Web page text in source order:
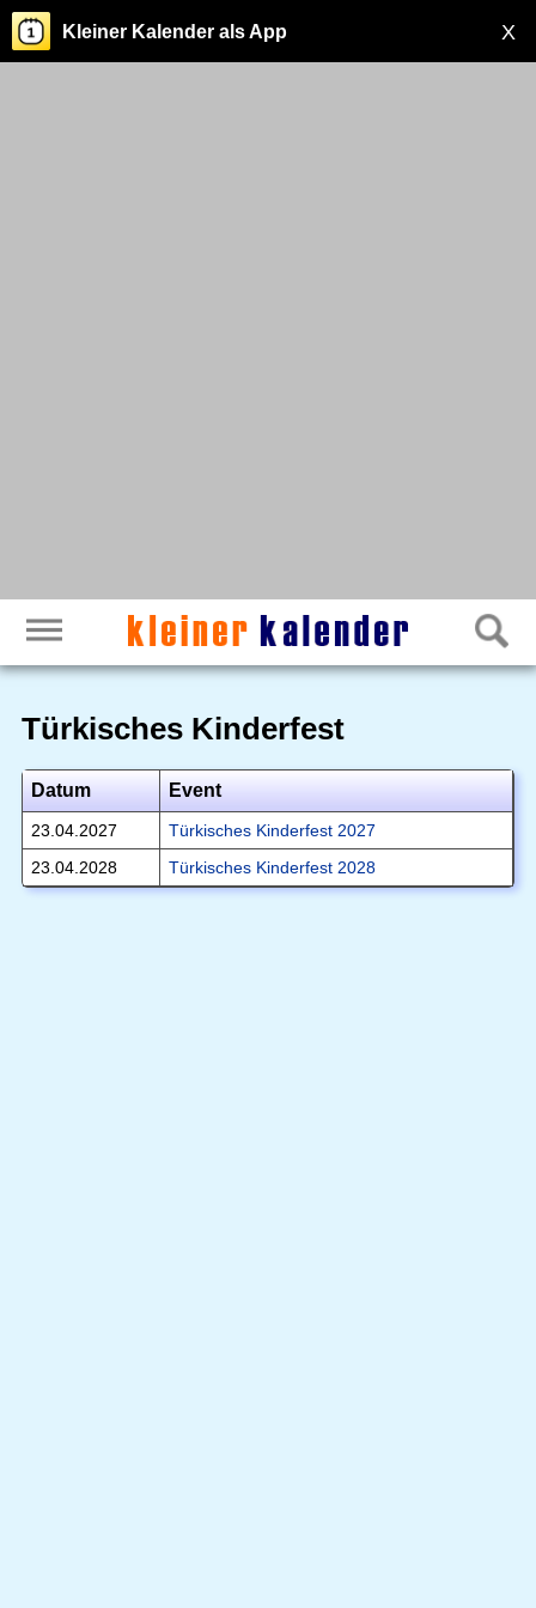
X
Kleiner Kalender als App
Türkisches Kinderfest
Datum Event
23.04.2027
Türkisches Kinderfest 2027
23.04.2028
Türkisches Kinderfest 2028